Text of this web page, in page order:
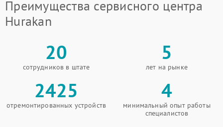
Преимущества сервисного центра
Hurakan
20
сотрудников в штате
5
лет на рынке
2425
отремонтированных устройств
4
минимальный опыт работы
специалистов